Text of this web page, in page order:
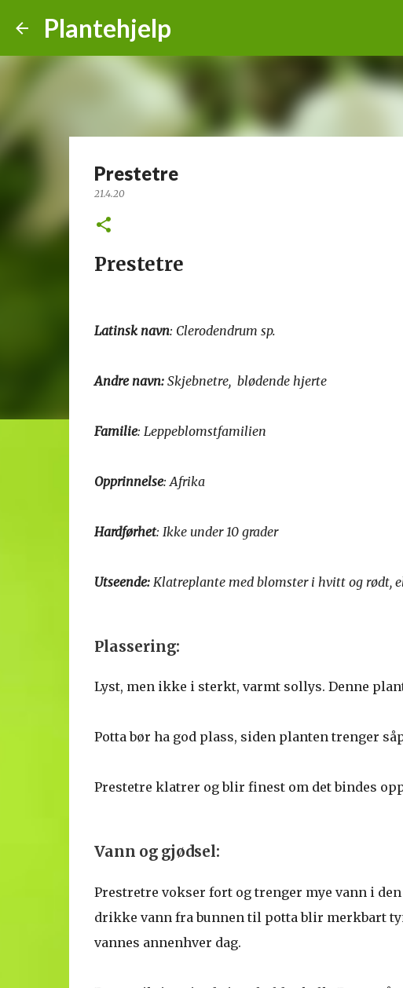
Plantehjelp
Prestetre
21.4.20
Prestetre
Latinsk navn: Clerodendrum sp.
Andre navn:Skjebnetre, blødende hjerte
Familie: Leppeblomstfamilien
Opprinnelse: Afrika
Hardførhet: Ikke under 10 grader
Utseende:Klatreplante med blomster i hvitt og rødt,
Plassering:
Lyst, men ikke i sterkt, varmt sollys. Denne
Potta bør ha god plass, siden planten trenger
Prestetre klatrer og blir finest om det bindes
Vann og gjødsel:
Prestretre vokser fort og trenger mye vann i
drikke vann fra bunnen til potta blir merkbart
vannes annenhver dag.